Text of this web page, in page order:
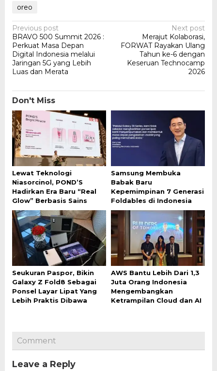
oreo
Post
navigation
Previous post
BRAVO 500 Summit 2026 :
Perkuat Masa Depan
Digital Indonesia melalui
Jaringan 5G yang Lebih
Luas dan Merata
Next post
Merajut Kolaborasi,
FORWAT Rayakan Ulang
Tahun ke-6 dengan
Keseruan Technocamp
2026
Don't Miss
Lewat Teknologi
Niasorcinol, POND’S
Hadirkan Era Baru “Real
Glow” Berbasis Sains
Samsung Membuka
Babak Baru
Kepemimpinan 7 Generasi
Foldables di Indonesia
Seukuran Paspor, Bikin
Galaxy Z Fold8 Sebagai
Ponsel Layar Lipat Yang
Lebih Praktis Dibawa
AWS Bantu Lebih Dari 1,3
Juta Orang Indonesia
Mengembangkan
Ketrampilan Cloud dan AI
Comment
Leave a Reply